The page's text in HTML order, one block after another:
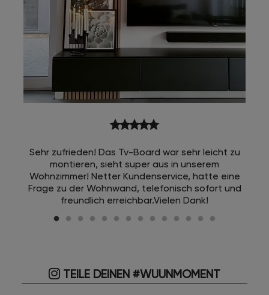
starstarstarstarstar
Sehr zufrieden! Das Tv-Board war sehr leicht zu
montieren, sieht super aus in unserem
Wohnzimmer! Netter Kundenservice, hatte eine
Frage zu der Wohnwand, telefonisch sofort und
freundlich erreichbar.Vielen Dank!
TEILE DEINEN #WUUNMOMENT